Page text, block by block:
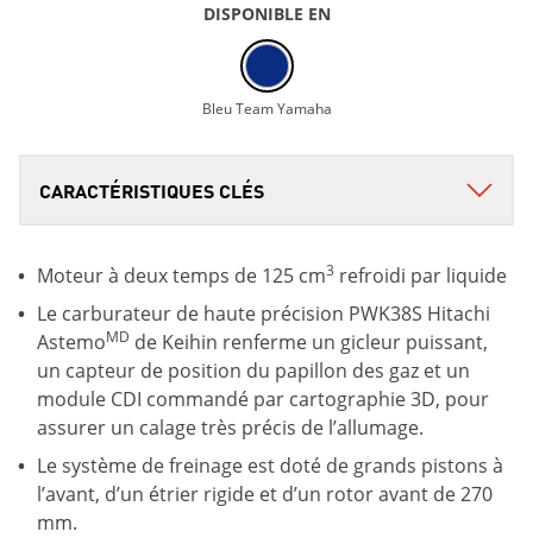
DISPONIBLE EN
Bleu Team Yamaha
Moteur à deux temps de 125 cm3 refroidi par liquide
Le carburateur de haute précision PWK38S Hitachi
AstemoMD de Keihin renferme un gicleur puissant,
un capteur de position du papillon des gaz et un
module CDI commandé par cartographie 3D, pour
assurer un calage très précis de l’allumage.
Le système de freinage est doté de grands pistons à
l’avant, d’un étrier rigide et d’un rotor avant de 270
mm.